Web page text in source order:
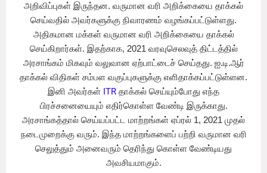
அறிவிப்புகள் இருந்தன. வருமான வரி அறிக்கையை தாக்கல்
செய்வதில் அவர்களுக்கு நிவாரணம் வழங்கப்பட்டுள்ளது.
அதிகமான மக்கள் வருமான வரி அறிக்கையை தாக்கல்
செய்கிறார்கள். இதற்காக, 2021 வரவுசெலவுத் திட்டத்தில்
அரசாங்கம் மிகவும் வலுவான ஏற்பாட்டைச் செய்தது. ஐ.டி.ஆர்
தாக்கல் விதிகள் சம்பள வகுப்புகளுக்கு எளிதாக்கப்பட்டுள்ளன.
இனி அவர்கள் ITR தாக்கல் செய்யும்போது எந்த
பிரச்சனையையும் எதிர்கொள்ள வேண்டி இருக்காது.
அரசாங்கத்தால் செய்யப்பட்ட மாற்றங்கள் ஏப்ரல் 1, 2021 முதல்
நடைமுறைக்கு வரும். இந்த மாற்றங்களைப் பற்றி வருமான வரி
செலுத்தும் அனைவரும் தெரிந்து கொள்ள வேண்டியது
அவசியமாகும்.